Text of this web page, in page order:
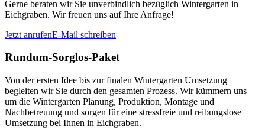
Gerne beraten wir Sie unverbindlich bezüglich Wintergarten in
Eichgraben. Wir freuen uns auf Ihre Anfrage!
Jetzt anrufenE-Mail schreiben
Rundum-Sorglos-Paket
Von der ersten Idee bis zur finalen Wintergarten Umsetzung
begleiten wir Sie durch den gesamten Prozess. Wir kümmern uns
um die Wintergarten Planung, Produktion, Montage und
Nachbetreuung und sorgen für eine stressfreie und reibungslose
Umsetzung bei Ihnen in Eichgraben.